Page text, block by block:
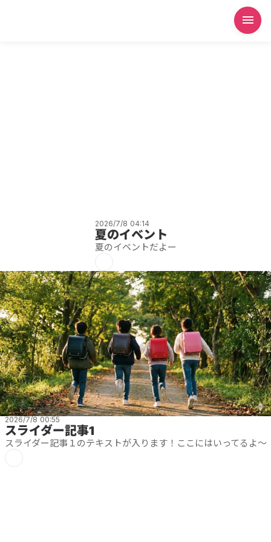
menu
2026/7/8 04:14
夏のイベント
夏のイベントだよー
2026/7/8 00:55
スライダー記事1
スライダー記事１のテキストが入ります！ここにはいってるよ〜